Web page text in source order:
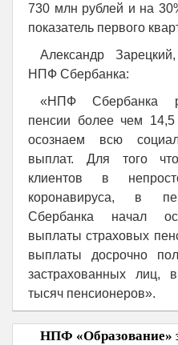
730 млн рублей и на
показатель первого
Александр
НПФ Сбербанка:
«НПФ Сбербанка
пенсии более чем
осознаем всю
выплат. Для того
клиентов в
коронавируса, в
Сбербанка начал
выплаты страховых
выплаты досрочно
застрахованных
тысяч пенсионеров».
НПФ «Образование»